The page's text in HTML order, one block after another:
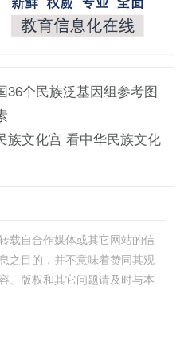
36个民族泛基因组参考图
族文化宫 看中华民族文化
载自合作媒体或其它网站的信
之目的，并不意味着赞同其观
、版权和其它问题请及时与本